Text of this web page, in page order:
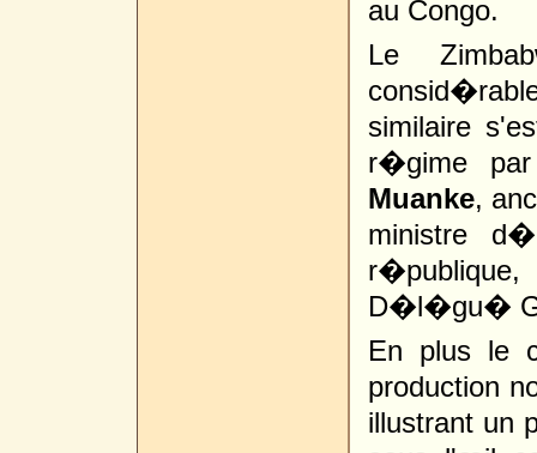
au Congo.
Le
similaire
r�gime
Muanke,
ministre
D�l�gu�
En plus le
production
illustrant un